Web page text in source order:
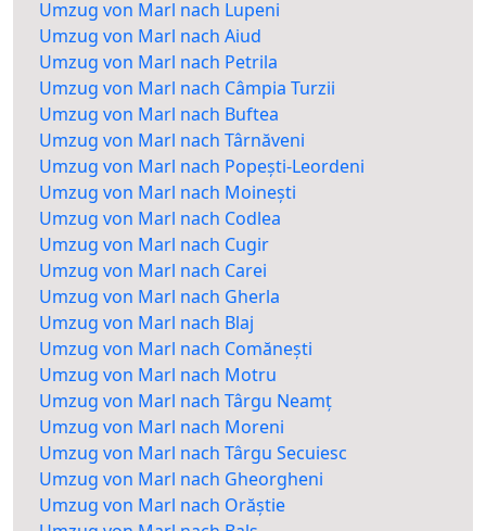
Umzug von Marl nach Lupeni
Umzug von Marl nach Aiud
Umzug von Marl nach Petrila
Umzug von Marl nach Câmpia Turzii
Umzug von Marl nach Buftea
Umzug von Marl nach Târnăveni
Umzug von Marl nach Popești-Leordeni
Umzug von Marl nach Moinești
Umzug von Marl nach Codlea
Umzug von Marl nach Cugir
Umzug von Marl nach Carei
Umzug von Marl nach Gherla
Umzug von Marl nach Blaj
Umzug von Marl nach Comănești
Umzug von Marl nach Motru
Umzug von Marl nach Târgu Neamț
Umzug von Marl nach Moreni
Umzug von Marl nach Târgu Secuiesc
Umzug von Marl nach Gheorgheni
Umzug von Marl nach Orăștie